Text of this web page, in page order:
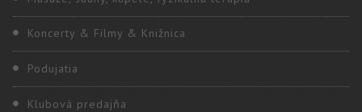
Koncerty & Filmy & Knižnica
Podujatia
Klubová predajňa